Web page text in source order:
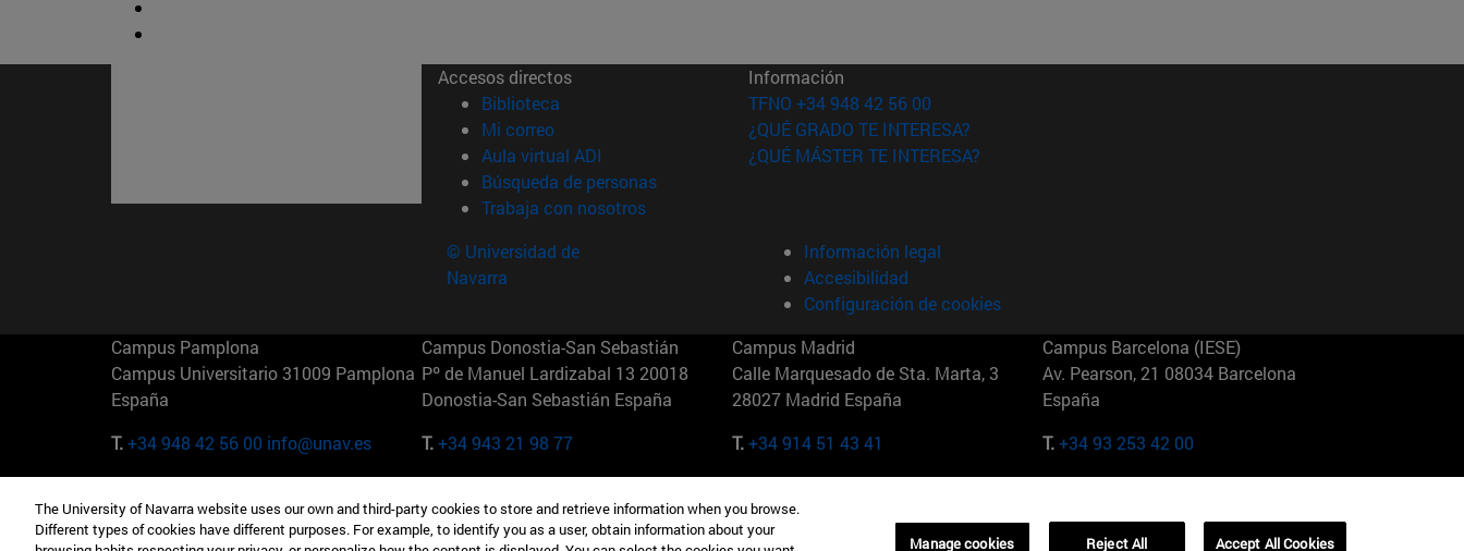
Accesos directos
Biblioteca (abre en nueva ventana)
Mi correo(abre en nueva ventana)
Aula virtual ADI (abre en nueva ventana)
Búsqueda de personas(abre en nueva ventana)
Trabaja con nosotros(abre en nueva ventana)
Información
TFNO +34 948 42 56 00
¿QUÉ GRADO TE INTERESA?
¿QUÉ MÁSTER TE INTERESA?
© Universidad de
Navarra
Información legal
Accesibilidad
Configuración de cookies
Campus Pamplona
Campus Universitario 31009 Pamplona
España
T.+34 948 42 56 00 info@unav.es
Campus Donostia-San Sebastián
Pº de Manuel Lardizabal 13 20018
Donostia-San Sebastián España
T.+34 943 21 98 77
Campus Madrid
Calle Marquesado de Sta. Marta, 3
28027 Madrid España
T.+34 914 51 43 41
Campus Barcelona (IESE)
Av. Pearson, 21 08034 Barcelona
España
T.+34 93 253 42 00
Camino del Cerro Águila 3 28023
Madrid España
165 W 57th St 10019-2201 Nueva York
EE.UU
Maria-Theresia-Straße 15 81675
Múnich Alemania
01321001 Bela Vista Brasil
The University of Navarra website uses our own and third-party cookies to store and retrieve information when you browse.
Different types of cookies have different purposes. For example, to identify you as a user, obtain information about your
Manage cookies Reject All Accept All Cookies